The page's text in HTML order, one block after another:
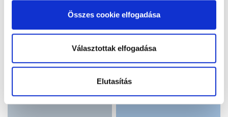
alkalmazását. A "Részletek megjelenítése” gombra
kattintással megismerheti és beállíthatja, hogy mely
cookie alkalmazását fogadja el.
Összes cookie elfogadása
Választottak elfogadása
Elutasítás